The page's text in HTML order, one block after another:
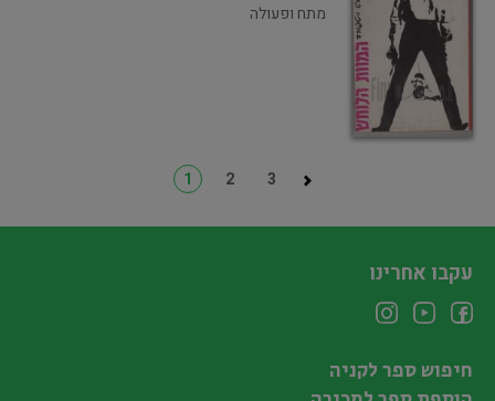
מתח ופעולה
1 2 3
עקבו אחרינו
חיפוש ספר לקניה